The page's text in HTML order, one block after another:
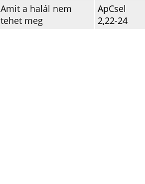
Amit a halál nem
tehet meg
ApCsel
2,22-24